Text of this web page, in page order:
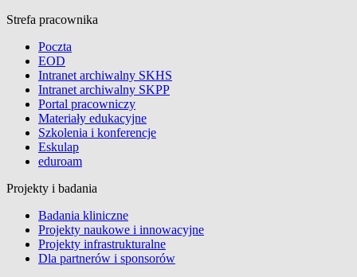
Strefa pracownika
Poczta
EOD
Intranet archiwalny SKHS
Intranet archiwalny SKPP
Portal pracowniczy
Materiały edukacyjne
Szkolenia i konferencje
Eskulap
eduroam
Projekty i badania
Badania kliniczne
Projekty naukowe i innowacyjne
Projekty infrastrukturalne
Dla partnerów i sponsorów